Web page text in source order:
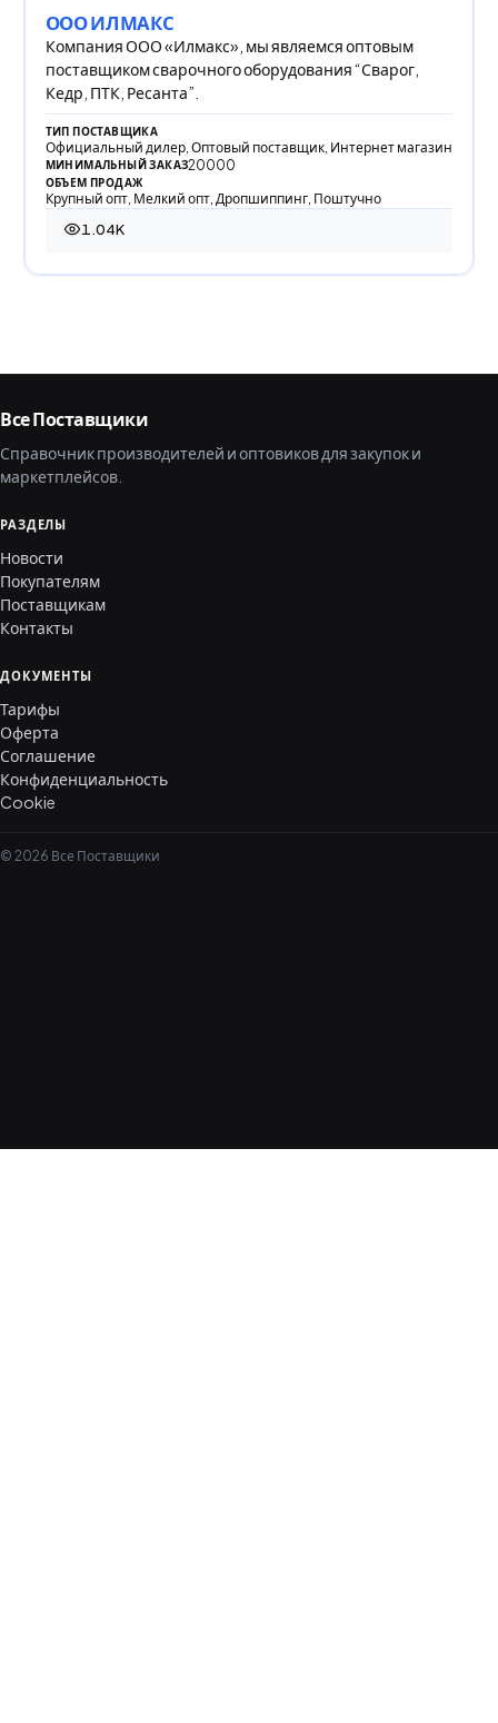
ООО ИЛМАКС
Компания ООО «Илмакс», мы являемся оптовым
поставщиком сварочного оборудования “Сварог,
Кедр, ПТК, Ресанта”.
ТИП ПОСТАВЩИКА
Официальный дилер, Оптовый поставщик, Интернет магазин
МИНИМАЛЬНЫЙ ЗАКАЗ20000
ОБЪЕМ ПРОДАЖ
Крупный опт, Мелкий опт, Дропшиппинг, Поштучно
1.04K
1 044 просмотра
Все Поставщики
Справочник производителей и оптовиков для закупок и
маркетплейсов.
РАЗДЕЛЫ
Новости
Покупателям
Поставщикам
Контакты
ДОКУМЕНТЫ
Тарифы
Оферта
Соглашение
Конфиденциальность
Cookie
© 2026 Все Поставщики